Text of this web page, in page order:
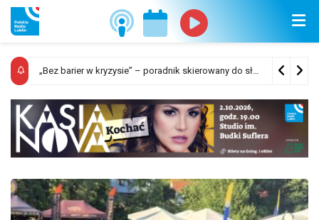
Sposób ogłaszania i odwoływania alarmów oraz komunikatów ostrzegawczych